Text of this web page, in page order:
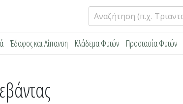
Αναζήτηση
για:
Έδαφος και Λίπανση Κλάδεμα Φυτών Προστασία Φυτών